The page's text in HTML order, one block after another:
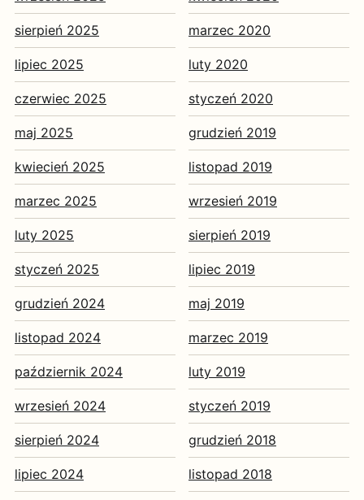
sierpień 2025
lipiec 2025
czerwiec 2025
maj 2025
kwiecień 2025
marzec 2025
luty 2025
styczeń 2025
grudzień 2024
listopad 2024
październik 2024
wrzesień 2024
sierpień 2024
lipiec 2024
marzec 2020
luty 2020
styczeń 2020
grudzień 2019
listopad 2019
wrzesień 2019
sierpień 2019
lipiec 2019
maj 2019
marzec 2019
luty 2019
styczeń 2019
grudzień 2018
listopad 2018